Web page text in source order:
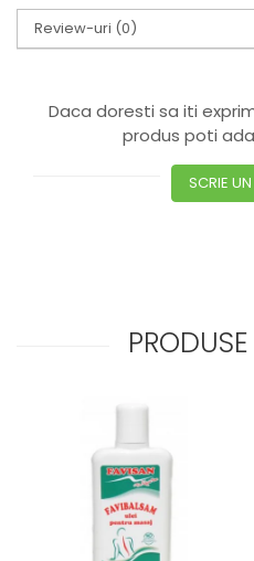
ULEIURI
GEMODERIVATE
CREME AFECTIUNI PIELE
Review-uri (0)
Daca doresti sa iti
produs poti
SCRIE